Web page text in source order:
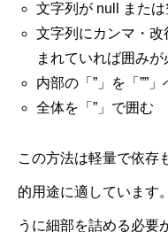
文字列が null また
文字列にカンマ・
まれていれば囲み
内部の「”」を「””」
全体を「”」で囲む
この方法は軽量で依存
的用途に適しています
うに細部を詰める必要